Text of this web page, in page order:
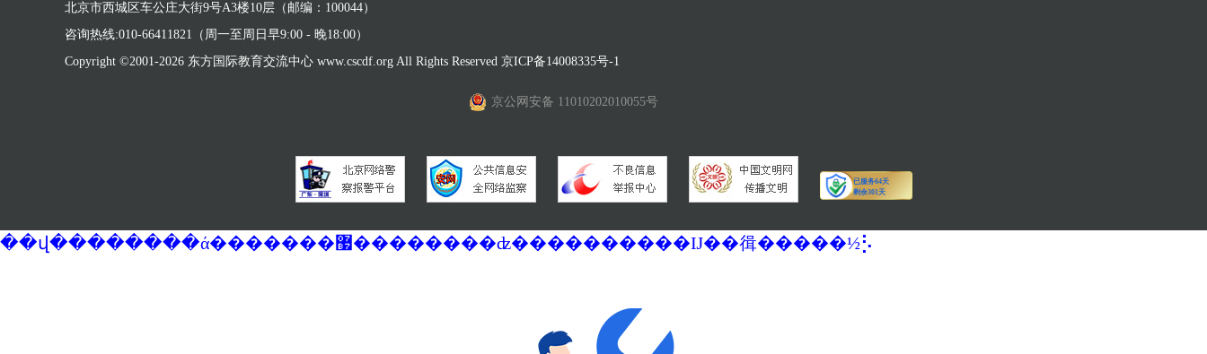
北京市西城区车公庄大街9号A3楼10层（邮编：100044）
咨询热线:010-66411821（周一至周日早9:00 - 晚18:00）
Copyright ©2001-2026 东方国际教育交流中心 www.cscdf.org All Rights Reserved 京ICP备14008335号-1
京公网安备 11010202010055号
��վ��������ά�������޷��������ʣ����������Ĳ��㣬�����½⡣